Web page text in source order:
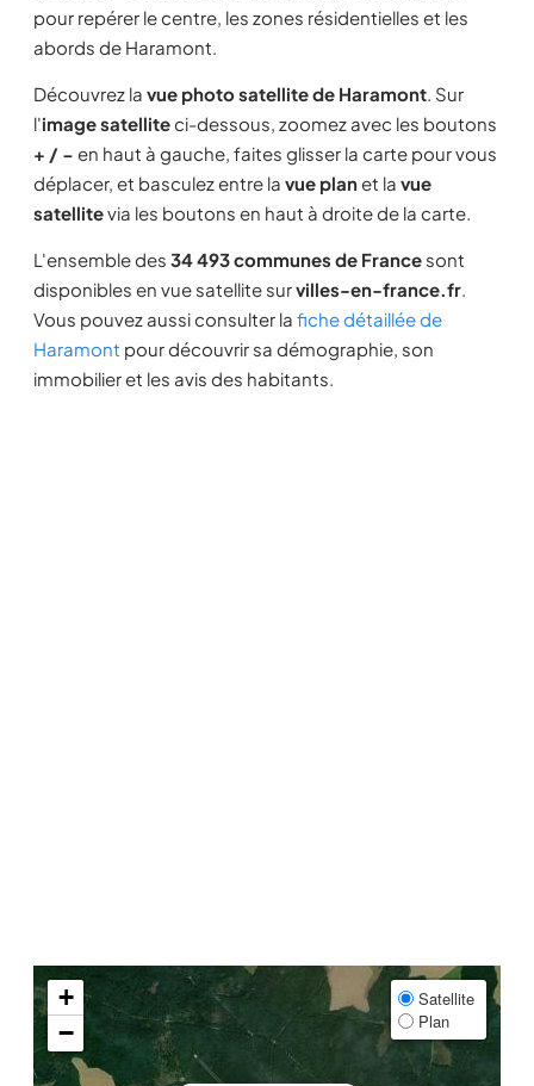
pour repérer le centre, les zones résidentielles et les
abords de Haramont.
Découvrez la vue photo satellite de Haramont. Sur
l'image satelliteci-dessous, zoomez avec les boutons
+ / − en haut à gauche, faites glisser la carte pour vous
déplacer, et basculez entre la vue planet la vue
satellitevia les boutons en haut à droite de la carte.
L'ensemble des 34 493 communes de France sont
disponibles en vue satellite survilles-en-france.fr.
Vous pouvez aussi consulter la fiche détaillée de
Haramont pour découvrir sa démographie, son
immobilier et les avis des habitants.
+
−
Satellite
Plan